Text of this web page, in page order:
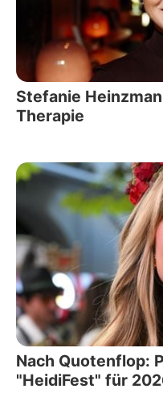
Stefanie
Therapie
Nach Quotenflop:
"HeidiFest" für